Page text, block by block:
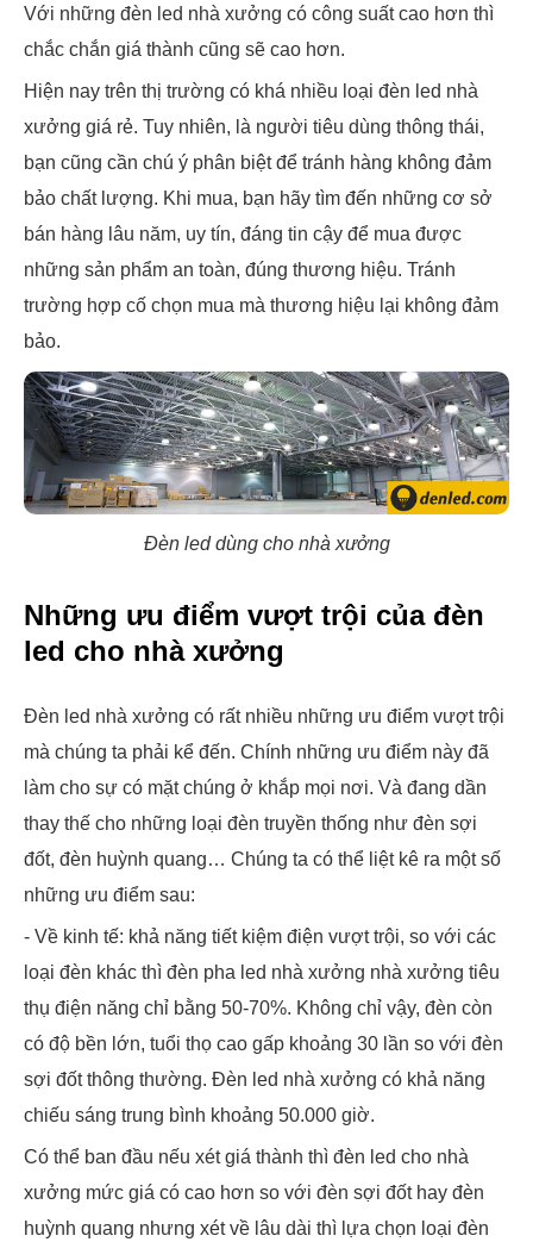
Với những đèn led nhà xưởng có công suất cao hơn thì
chắc chắn giá thành cũng sẽ cao hơn.
Hiện nay trên thị trường có khá nhiều loại đèn led nhà
xưởng giá rẻ. Tuy nhiên, là người tiêu dùng thông thái,
bạn cũng cần chú ý phân biệt để tránh hàng không đảm
bảo chất lượng. Khi mua, bạn hãy tìm đến những cơ sở
bán hàng lâu năm, uy tín, đáng tin cậy để mua được
những sản phẩm an toàn, đúng thương hiệu. Tránh
trường hợp cố chọn mua mà thương hiệu lại không đảm
bảo.
Đèn led dùng cho nhà xưởng
Những ưu điểm vượt trội của đèn
led cho nhà xưởng
Đèn led nhà xưởng có rất nhiều những ưu điểm vượt trội
mà chúng ta phải kể đến. Chính những ưu điểm này đã
làm cho sự có mặt chúng ở khắp mọi nơi. Và đang dần
thay thế cho những loại đèn truyền thống như đèn sợi
đốt, đèn huỳnh quang… Chúng ta có thể liệt kê ra một số
những ưu điểm sau:
- Về kinh tế: khả năng tiết kiệm điện vượt trội, so với các
loại đèn khác thì đèn pha led nhà xưởng nhà xưởng tiêu
thụ điện năng chỉ bằng 50-70%. Không chỉ vậy, đèn còn
có độ bền lớn, tuổi thọ cao gấp khoảng 30 lần so với đèn
sợi đốt thông thường. Đèn led nhà xưởng có khả năng
chiếu sáng trung bình khoảng 50.000 giờ.
Có thể ban đầu nếu xét giá thành thì đèn led cho nhà
xưởng mức giá có cao hơn so với đèn sợi đốt hay đèn
huỳnh quang nhưng xét về lâu dài thì lựa chọn loại đèn